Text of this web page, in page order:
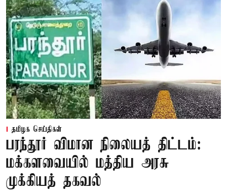
தமிழக செய்திகள்
பரந்தூர் விமான நிலையத் திட்டம்:
மக்களவையில் மத்திய அரசு
முக்கியத் தகவல்